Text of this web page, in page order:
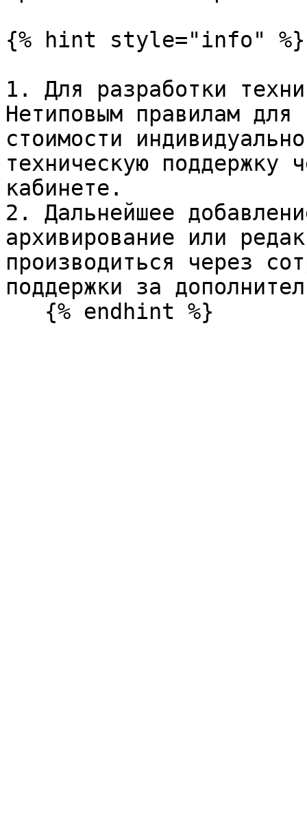
{% hint style="info" %}
1. Для разработки
Нетиповым правилам
стоимости
техническую поддержку
кабинете.
2. Дальнейшее
архивирование или
производиться через
поддержки за